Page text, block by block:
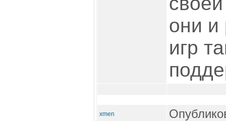
они и
игр
xmen